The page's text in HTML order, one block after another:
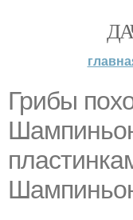
Грибы